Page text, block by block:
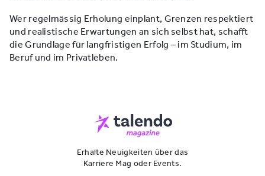
Wer regelmässig Erholung einplant, Grenzen respektiert
und realistische Erwartungen an sich selbst hat, schafft
die Grundlage für langfristigen Erfolg – im Studium, im
Beruf und im Privatleben.
Erhalte Neuigkeiten über das
Karriere Mag oder Events.